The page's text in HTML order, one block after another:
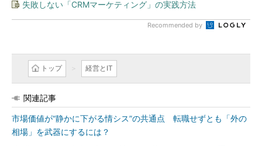
失敗しない「CRMマーケティング」の実践方法
Recommended by
トップ 経営とIT
関連記事
市場価値が“静かに下がる情シス”の共通点 転職せずとも「外の
相場」を武器にするには？